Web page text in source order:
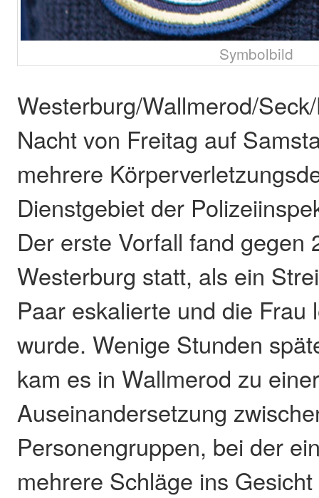
Symbolbild
Westerburg/Wallmerod/
Nacht von Freitag auf
mehrere
Dienstgebiet der
Der erste Vorfall fand gegen
Westerburg statt, als ein
Paar eskalierte und die Frau
wurde. Wenige Stunden
kam es in Wallmerod zu
Auseinandersetzung
Personengruppen, bei der
mehrere Schläge ins